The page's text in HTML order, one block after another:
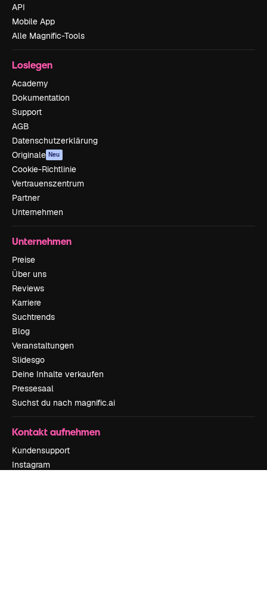
API
Mobile App
Alle Magnific-Tools
Loslegen
Academy
Dokumentation
Support
AGB
Datenschutzerklärung
Originale Neu
Cookie-Richtlinie
Vertrauenszentrum
Partner
Unternehmen
Unternehmen
Preise
Über uns
Reviews
Karriere
Suchtrends
Blog
Veranstaltungen
Slidesgo
Deine Inhalte verkaufen
Pressesaal
Suchst du nach magnific.ai
Kontakt aufnehmen
Kundensupport
Instagram